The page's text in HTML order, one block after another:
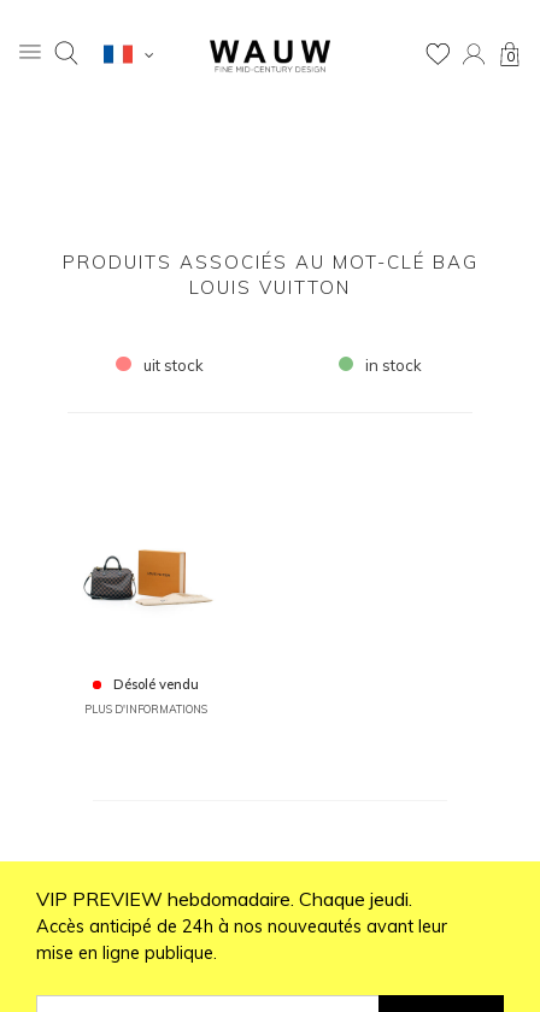
0
PRODUITS ASSOCIÉS AU MOT-CLÉ BAG
LOUIS VUITTON
uit stock in stock
Désolé vendu
PLUS D'INFORMATIONS
VIP PREVIEW hebdomadaire. Chaque jeudi.
Accès anticipé de 24h à nos nouveautés avant leur
mise en ligne publique.